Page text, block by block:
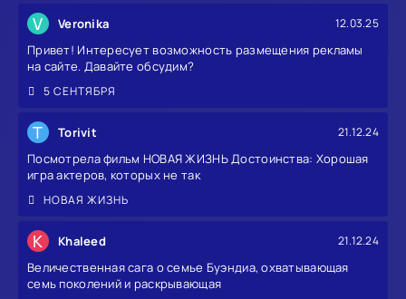
V Veronika 12.03.25
Привет! Интересует возможность размещения рекламы
на сайте. Давайте обсудим?
5 СЕНТЯБРЯ
T Torivit 21.12.24
Посмотрела фильм НОВАЯ ЖИЗНЬ Достоинства: Хорошая
игра актеров, которых не так
НОВАЯ ЖИЗНЬ
K Khaleed 21.12.24
Величественная сага о семье Буэндиа, охватывающая
семь поколений и раскрывающая